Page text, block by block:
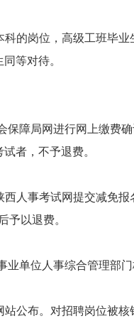
的岗位，高级工班毕
等对待。
保障局网进行网上缴费
者，不予退费。
人事考试网提交减免
予以退费。
业单位人事综合管理部
公布。对招聘岗位被